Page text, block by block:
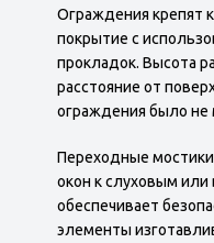
Ограждения крепят
покрытие с
прокладок. Высота
расстояние от
ограждения было не
Переходные
окон к слуховым
обеспечивает
элементы